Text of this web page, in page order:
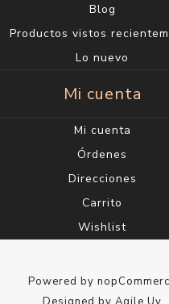
Blog
Productos vistos
Lo nuevo
Mi cuenta
Mi cuenta
Órdenes
Direcciones
Carrito
Wishlist
Powered by